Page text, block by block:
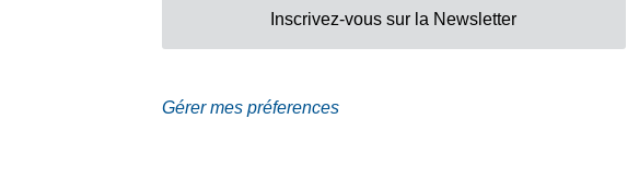
Inscrivez-vous sur la Newsletter
Gérer mes préferences